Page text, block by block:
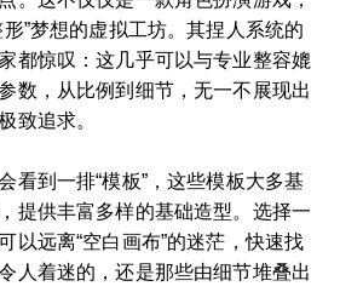
”梦想的虚拟工坊。其捏人系统的
都惊叹：这几乎可以与专业整容媲
数，从比例到细节，无一不展现出
致追求。
看到一排“模板”，这些模板大多基
提供丰富多样的基础造型。选择一
以远离“空白画布”的迷茫，快速找
人着迷的，还是那些由细节堆叠出